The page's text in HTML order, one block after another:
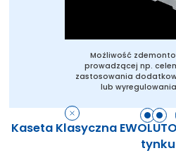
Możliwość
prowadzącej np.
zastosowania
lub wyregulowania
Kaseta Klasyczna
tynku